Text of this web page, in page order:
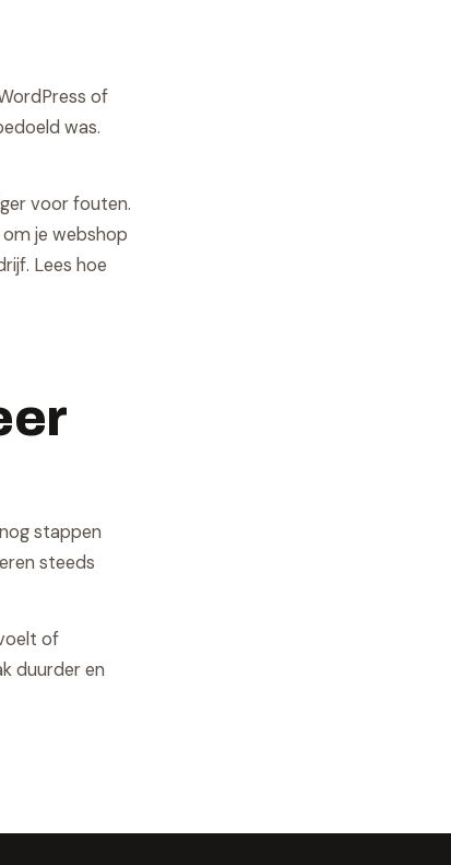
of
was.
voor fouten.
je webshop
Lees hoe
stappen
steeds
of
duurder en